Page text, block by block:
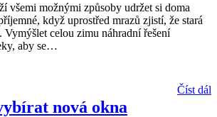
všemi možnými způsoby udržet si doma
když uprostřed mrazů zjistí, že stará
Vymýšlet celou zimu náhradní řešení
aby se…
Číst dál
nová okna